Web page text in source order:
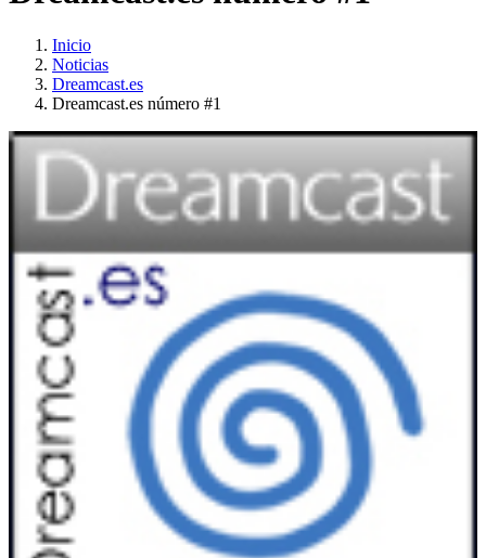
Inicio
Noticias
Dreamcast.es
Dreamcast.es número #1